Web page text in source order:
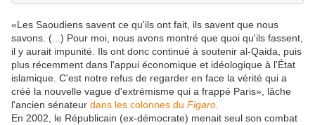
«Les Saoudiens savent ce qu'ils ont fait, ils savent que nous
savons. (...) Pour moi, nous avons montré que quoi qu'ils fassent,
il y aurait impunité. Ils ont donc continué à soutenir al-Qaida, puis
plus récemment dans l'appui économique et idéologique à l'État
islamique. C'est notre refus de regarder en face la vérité qui a
créé la nouvelle vague d'extrémisme qui a frappé Paris», lâche
l'ancien sénateur dans les colonnes du Figaro
En 2002, le Républicain (ex-démocrate) menait seul son combat